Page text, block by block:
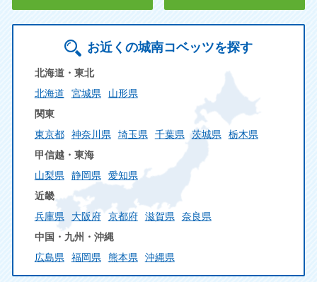
お近くの城南コベッツを探す
北海道・東北
北海道
宮城県
山形県
関東
東京都
神奈川県 埼玉県 千葉県 茨城県
栃木県
甲信越・東海
山梨県
静岡県
愛知県
近畿
兵庫県
大阪府 京都府 滋賀県
奈良県
中国・九州・沖縄
広島県
福岡県 熊本県 沖縄県